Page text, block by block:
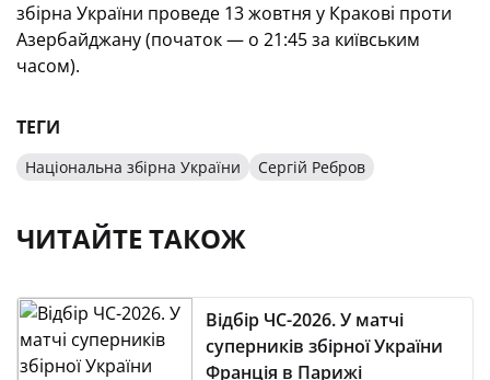
збірна України проведе 13 жовтня у Кракові проти
Азербайджану (початок — о 21:45 за київським
часом).
ТЕГИ
Національна збірна України Сергій Ребров
ЧИТАЙТЕ ТАКОЖ
Відбір ЧС-2026. У матчі
суперників збірної України
Франція в Парижі